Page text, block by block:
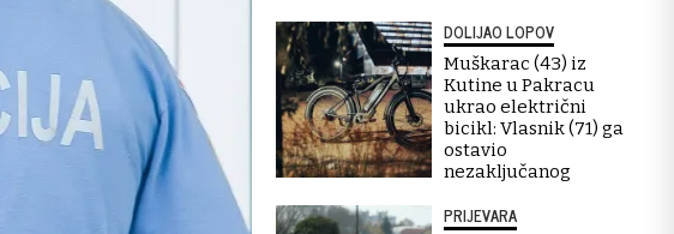
DOLIJAO LOPOV
Muškarac (43) iz
Kutine u Pakracu
ukrao električni
bicikl: Vlasnik (71) ga
ostavio
nezaključanog
PRIJEVARA